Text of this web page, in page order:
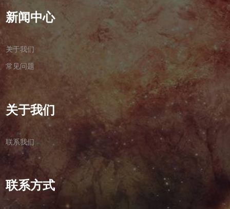
新闻中心
关于我们
常见问题
关于我们
联系我们
联系方式